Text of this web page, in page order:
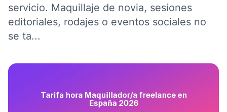
servicio. Maquillaje de novia, sesiones
editoriales, rodajes o eventos sociales no
se ta...